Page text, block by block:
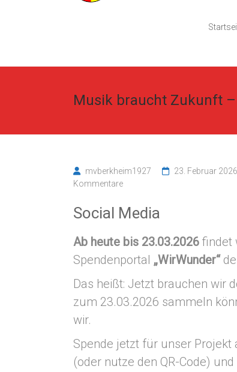
Musik braucht Zukunft
mvberkheim1927 23. Februar 2026
Kommentare
Social Media
Ab heute bis 23.03.2026 findet
Spendenportal „WirWunder“
Das heißt: Jetzt brauchen wir
zum 23.03.2026 sammeln
wir.
Spende jetzt für unser Projekt
(oder nutze den QR-Code)